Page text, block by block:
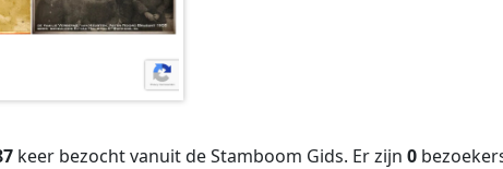
keer bezocht vanuit de Stamboom Gids. Er zijn 0